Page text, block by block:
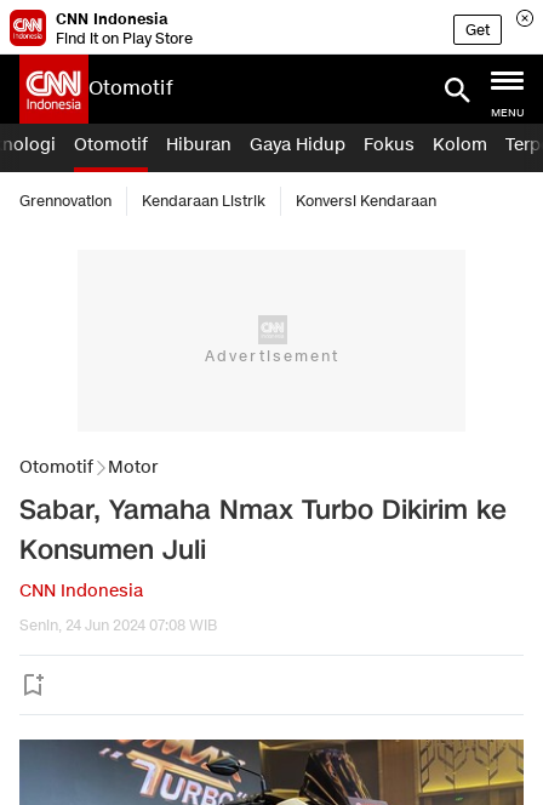
CNN Indonesia
Find it on Play Store
Get
Otomotif
MENU
Otomotif Hiburan Gaya Hidup Fokus Kolom
Grennovation Kendaraan Listrik Konversi Kendaraan
Otomotif Motor
Sabar, Yamaha Nmax Turbo Dikirim ke
Konsumen Juli
CNN Indonesia
Senin, 24 Jun 2024 07:08 WIB